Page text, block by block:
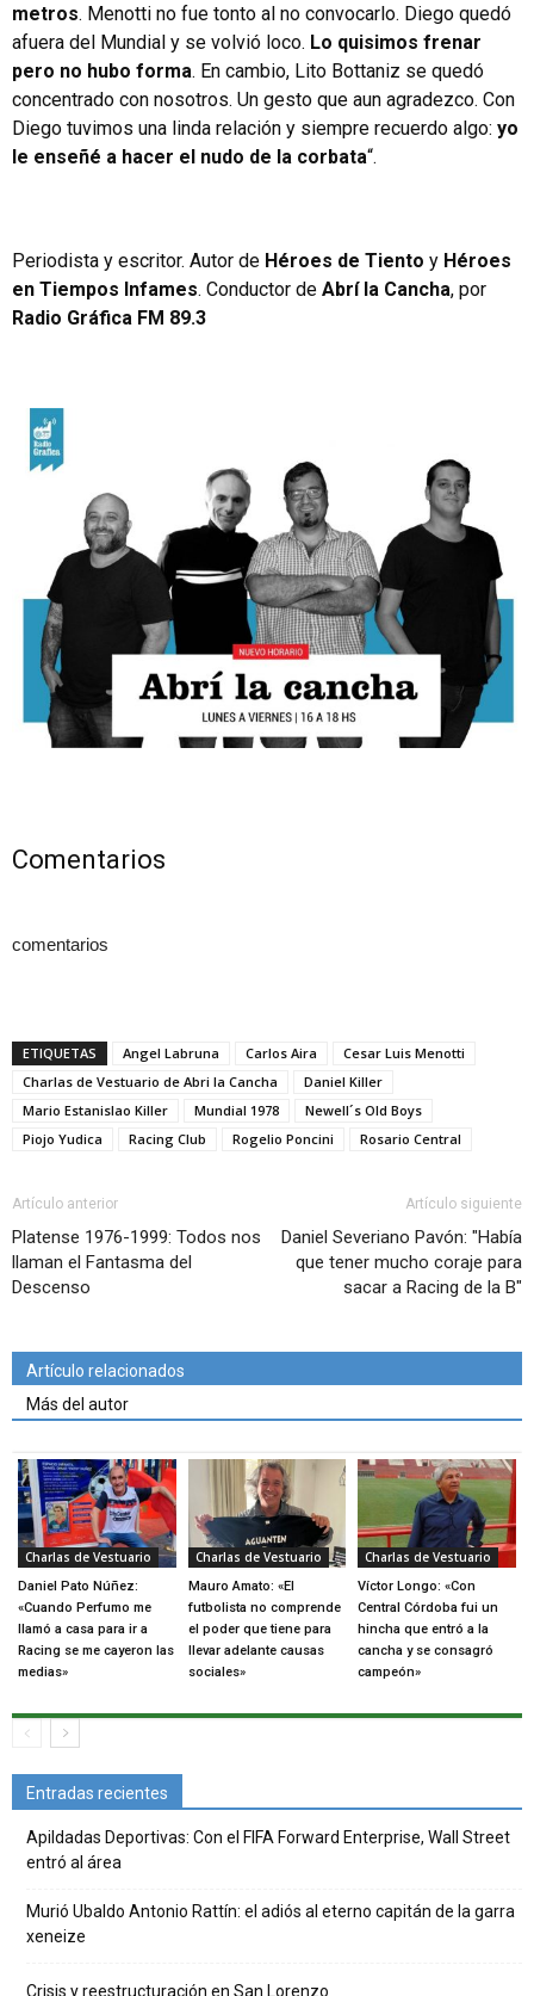
metros. Menotti no fue tonto al no convocarlo. Diego quedó
afuera del Mundial y se volvió loco. Lo quisimos frenar
pero no hubo forma. En cambio, Lito Bottaniz se quedó
concentrado con nosotros. Un gesto que aun agradezco. Con
Diego tuvimos una linda relación y siempre recuerdo algo: yo
le enseñé a hacer el nudo de la corbata“.
Periodista y escritor. Autor de Héroes de Tiento y Héroes
en Tiempos Infames. Conductor de Abrí la Cancha, por
Radio Gráfica FM 89.3
Comentarios
comentarios
ETIQUETAS Angel Labruna Carlos Aira
Cesar Luis Menotti
Charlas de Vestuario de Abri la Cancha
Daniel Killer
Mario Estanislao Killer
Mundial 1978
Newell´s Old Boys
Piojo Yudica
Racing Club Rogelio Poncini Rosario Central
Artículo anterior
Platense 1976-1999: Todos nos
llaman el Fantasma del
Descenso
Artículo siguiente
Daniel Severiano Pavón: "Había
que tener mucho coraje para
sacar a Racing de la B"
Artículo relacionados
Más del autor
Charlas de Vestuario
Daniel Pato Núñez:
«Cuando Perfumo me
llamó a casa para ir a
Racing se me cayeron las
medias»
Charlas de Vestuario
Mauro Amato: «El
futbolista no comprende
el poder que tiene para
llevar adelante causas
sociales»
Charlas de Vestuario
Víctor Longo: «Con
Central Córdoba fui un
hincha que entró a la
cancha y se consagró
campeón»
Entradas recientes
Apildadas Deportivas: Con el FIFA Forward Enterprise, Wall Street
entró al área
Murió Ubaldo Antonio Rattín: el adiós al eterno capitán de la garra
xeneize
Crisis y reestructuración en San Lorenzo